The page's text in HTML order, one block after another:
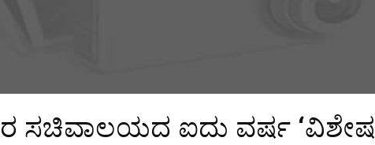
ಸಚಿವಾಲಯದ ಐದು ವರ್ಷ ‘ವಿಶೇಷ